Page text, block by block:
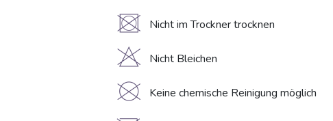
U Nicht im Trockner trocknen
H Nicht Bleichen
K Keine chemische Reinigung möglich